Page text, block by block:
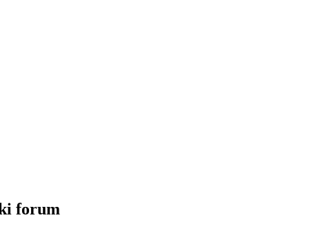
forum